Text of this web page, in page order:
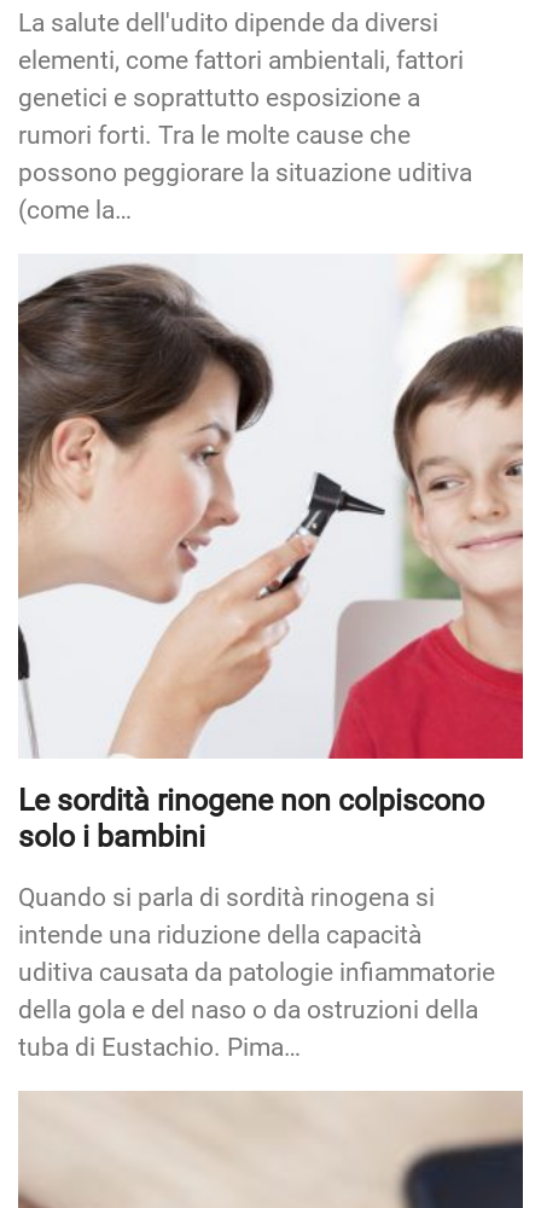
La salute dell'udito dipende da diversi
elementi, come fattori ambientali, fattori
genetici e soprattutto esposizione a
rumori forti. Tra le molte cause che
possono peggiorare la situazione uditiva
(come la…
Le sordità rinogene non colpiscono
solo i bambini
Quando si parla di sordità rinogena si
intende una riduzione della capacità
uditiva causata da patologie infiammatorie
della gola e del naso o da ostruzioni della
tuba di Eustachio. Pima…